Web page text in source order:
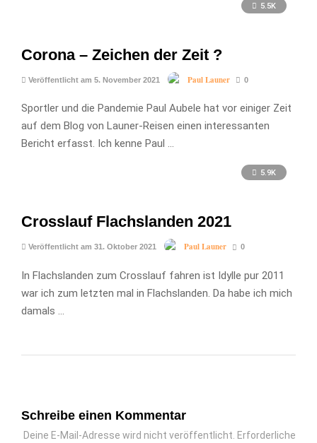
5.5K
Corona – Zeichen der Zeit ?
Veröffentlicht am 5. November 2021 Paul Launer 0
Sportler und die Pandemie Paul Aubele hat vor einiger Zeit
auf dem Blog von Launer-Reisen einen interessanten
Bericht erfasst. Ich kenne Paul …
5.9K
Crosslauf Flachslanden 2021
Veröffentlicht am 31. Oktober 2021 Paul Launer 0
In Flachslanden zum Crosslauf fahren ist Idylle pur 2011
war ich zum letzten mal in Flachslanden. Da habe ich mich
damals …
Schreibe einen Kommentar
Deine E-Mail-Adresse wird nicht veröffentlicht. Erforderliche